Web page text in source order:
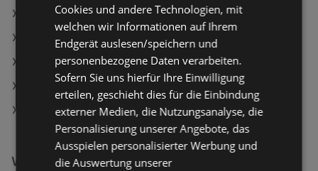
Lagerhaus in Stronsdorf
Lagerhaus in Aspach
Lagerhaus in Hochburg-Ach
Lagerhaus in Wolfern
Lagerhaus in Knittelfeld
Weiterführende Links
Cookies und andere Technologien, mit
welchen wir Informationen auf Ihrem
Endgerät auslesen/speichern und
personenbezogene Daten verarbeiten.
Sofern Sie uns hierfür Ihre Einwilligung
erteilen, geschieht dies für die Einbindung
externer Medien, die Nutzungsanalyse, die
Personalisierung unserer Angebote, das
Ausspielen personalisierter Werbung und
die Auswertung unserer